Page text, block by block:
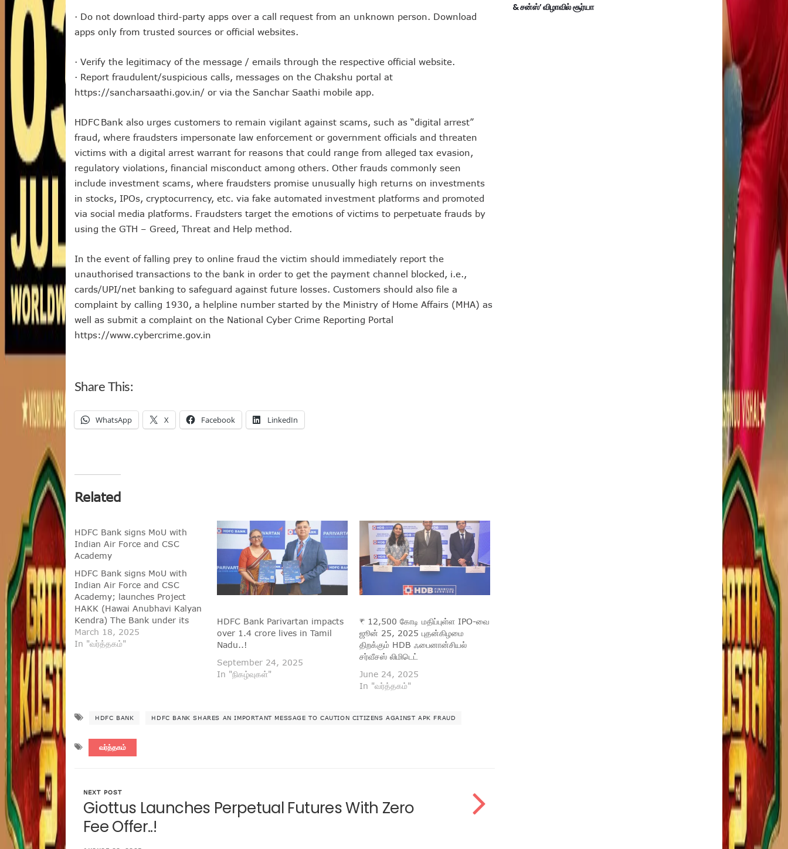
· Do not download third-party apps over a call request from an unknown person. Download
apps only from trusted sources or official websites.
· Verify the legitimacy of the message / emails through the respective official website.
· Report fraudulent/suspicious calls, messages on the Chakshu portal at
https://sancharsaathi.gov.in/ or via the Sanchar Saathi mobile app.
HDFC Bank also urges customers to remain vigilant against scams, such as “digital arrest”
fraud, where fraudsters impersonate law enforcement or government officials and threaten
victims with a digital arrest warrant for reasons that could range from alleged tax evasion,
regulatory violations, financial misconduct among others. Other frauds commonly seen
include investment scams, where fraudsters promise unusually high returns on investments
in stocks, IPOs, cryptocurrency, etc. via fake automated investment platforms and promoted
via social media platforms. Fraudsters target the emotions of victims to perpetuate frauds by
using the GTH – Greed, Threat and Help method.
In the event of falling prey to online fraud the victim should immediately report the
unauthorised transactions to the bank in order to get the payment channel blocked, i.e.,
cards/UPI/net banking to safeguard against future losses. Customers should also file a
complaint by calling 1930, a helpline number started by the Ministry of Home Affairs (MHA) as
well as submit a complaint on the National Cyber Crime Reporting Portal
https://www.cybercrime.gov.in
Share This:
WhatsApp X Facebook LinkedIn
Related
HDFC Bank signs MoU with
Indian Air Force and CSC
Academy
HDFC Bank signs MoU with
Indian Air Force and CSC
Academy; launches Project
HAKK (Hawai Anubhavi Kalyan
Kendra) The Bank under its
Parivartan programme will
engage in building economic
March 18, 2025
In "வர்த்தகம்"
HDFC Bank Parivartan impacts
over 1.4 crore lives in Tamil
Nadu..!
September 24, 2025
In "நிகழ்வுகள்"
₹ 12,500 கோடி மதிப்புள்ள IPO-வை
ஜூன் 25, 2025 புதன்கிழமை
திறக்கும் HDB ஃபைனான்சியல்
சர்வீசஸ் லிமிடெட்
June 24, 2025
In "வர்த்தகம்"
HDFC BANK HDFC BANK SHARES AN IMPORTANT MESSAGE TO CAUTION CITIZENS AGAINST APK FRAUD
வர்த்தகம்
NEXT POST
Giottus Launches Perpetual Futures With Zero
Fee Offer..!
& சன்ஸ்’ விழாவில் சூர்யா